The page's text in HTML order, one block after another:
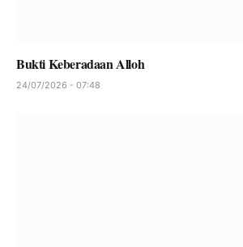
Bukti Keberadaan Alloh
24/07/2026 - 07:48